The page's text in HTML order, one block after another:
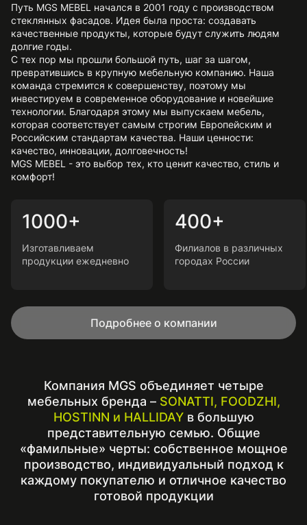
Путь MGS MEBEL начался в 2001 году с производством
стеклянных фасадов. Идея была проста: создавать
качественные продукты, которые будут служить людям
долгие годы.
С тех пор мы прошли большой путь, шаг за шагом,
превратившись в крупную мебельную компанию. Наша
команда стремится к совершенству, поэтому мы
инвестируем в современное оборудование и новейшие
технологии. Благодаря этому мы выпускаем мебель,
которая соответствует самым строгим Европейским и
Российским стандартам качества. Наши ценности:
качество, инновации, долговечность!
MGS MEBEL - это выбор тех, кто ценит качество, стиль и
комфорт!
1000+
Изготавливаем
продукции ежедневно
400+
Филиалов в различных
городах России
Подробнее о компании
Компания MGS объединяет четыре
мебельных бренда – SONATTI, FOODZHI,
HOSTINN и HALLIDAYв большую
представительную семью. Общие
«фамильные» черты: собственное мощное
производство, индивидуальный подход к
каждому покупателю и отличное качество
готовой продукции